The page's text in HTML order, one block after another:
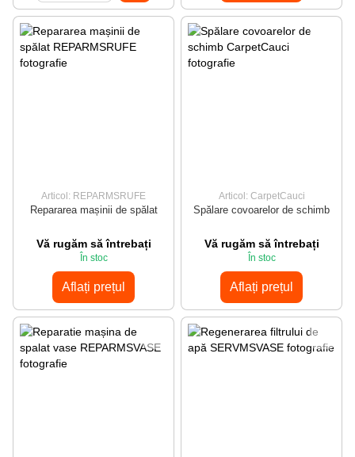
Articol: REPARMSRUFE
Repararea mașinii de spălat
Vă rugăm să întrebați
În stoc
Aflați prețul
Articol: CarpetCauci
Spălare covoarelor de schimb
Vă rugăm să întrebați
În stoc
Aflați prețul